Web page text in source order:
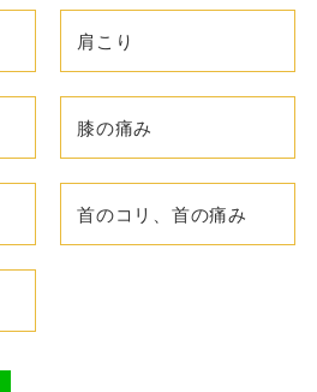
肩こり
膝の痛み
首のコリ、首の痛み